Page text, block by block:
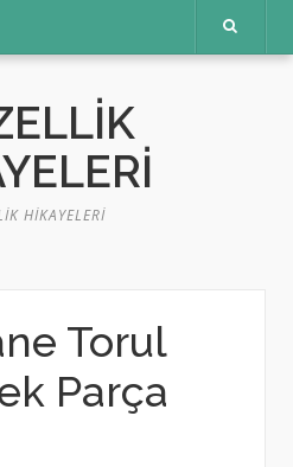
HIKAYELERI
Torul
Parça